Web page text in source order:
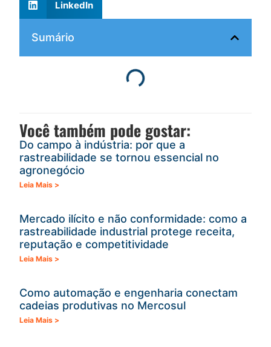
LinkedIn
Sumário
Você também pode gostar:
Do campo à indústria: por que a
rastreabilidade se tornou essencial no
agronegócio
Leia Mais >
Mercado ilícito e não conformidade: como a
rastreabilidade industrial protege receita,
reputação e competitividade
Leia Mais >
Como automação e engenharia conectam
cadeias produtivas no Mercosul
Leia Mais >